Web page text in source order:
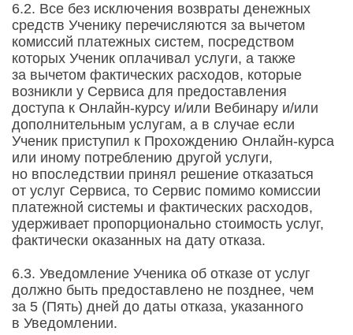
6.2. Все без исключения возвраты денежных
средств Ученику перечисляются за вычетом
комиссий платежных систем, посредством
которых Ученик оплачивал услуги, а также
за вычетом фактических расходов, которые
возникли у Сервиса для предоставления
доступа к Онлайн-курсу и/или Вебинару и/или
дополнительным услугам, а в случае если
Ученик приступил к Прохождению Онлайн-курса
или иному потреблению другой услуги,
но впоследствии принял решение отказаться
от услуг Сервиса, то Сервис помимо комиссии
платежной системы и фактических расходов,
удерживает пропорционально стоимость услуг,
фактически оказанных на дату отказа.
6.3. Уведомление Ученика об отказе от услуг
должно быть предоставлено не позднее, чем
за 5 (Пять) дней до даты отказа, указанного
в Уведомлении.